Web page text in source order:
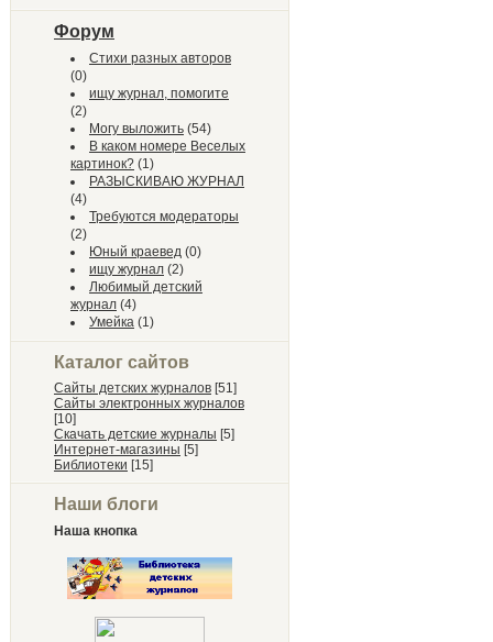
Форум
Стихи разных авторов
(0)
ищу журнал, помогите
(2)
Могу выложить (54)
В каком номере Веселых
картинок? (1)
РАЗЫСКИВАЮ ЖУРНАЛ
(4)
Требуются модераторы
(2)
Юный краевед (0)
ищу журнал (2)
Любимый детский
журнал (4)
Умейка (1)
Каталог сайтов
Сайты детских журналов [51]
Сайты электронных журналов
[10]
Скачать детские журналы [5]
Интернет-магазины [5]
Библиотеки [15]
Наши блоги
Наша кнопка